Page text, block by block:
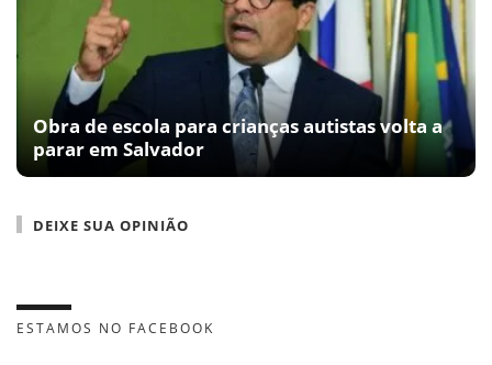
Obra de escola para crianças autistas volta a
parar em Salvador
DEIXE SUA OPINIÃO
ESTAMOS NO FACEBOOK